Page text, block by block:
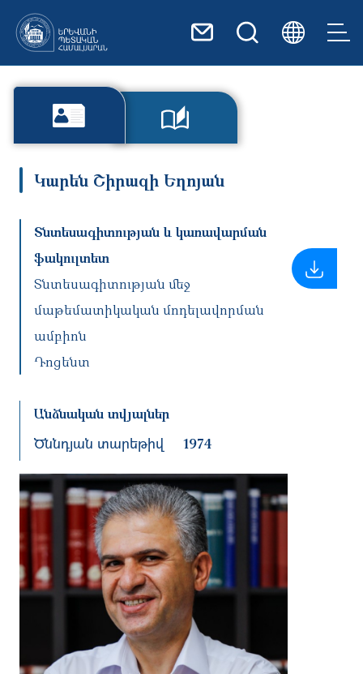
Կարեն Շիրազի Եղոյան
Տնտեսագիտության և կառավարման
ֆակուլտետ
Տնտեսագիտության մեջ
մաթեմատիկական մոդելավորման
ամբիոն
Դոցենտ
Անձնական տվյալներ
Ծննդյան տարեթիվ 1974